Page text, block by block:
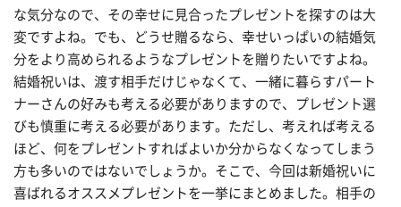
な気分なので、その幸せに見合ったプレゼントを探すのは大
変ですよね。でも、どうせ贈るなら、幸せいっぱいの結婚気
分をより高められるようなプレゼントを贈りたいですよね。
結婚祝いは、渡す相手だけじゃなくて、一緒に暮らすパート
ナーさんの好みも考える必要がありますので、プレゼント選
びも慎重に考える必要があります。ただし、考えれば考える
ほど、何をプレゼントすればよいか分からなくなってしまう
方も多いのではないでしょうか。そこで、今回は新婚祝いに
喜ばれるオススメプレゼントを一挙にまとめました。相手の